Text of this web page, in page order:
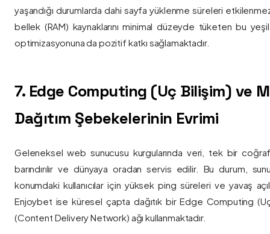
yaşandığı durumlarda dahi sayfa yüklenme süreleri
bellek (RAM) kaynaklarını minimal düzeyde tüketen bu yeşil
optimizasyonuna da pozitif katkı sağlamaktadır.
7. Edge Computing (Uç Bilişim) ve
Dağıtım Şebekelerinin Evrimi
Geleneksel web sunucusu kurgularında veri, tek bir
barındırılır ve dünyaya oradan servis edilir. Bu durum,
konumdaki kullanıcılar için yüksek ping süreleri ve yavaş
Enjoybet ise küresel çapta dağıtık bir Edge Computing
(Content Delivery Network) ağı kullanmaktadır.